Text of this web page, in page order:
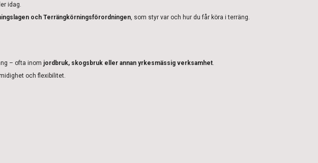
idag.
och Terrängkörningsförordningen, som styr var och hur du får köra i terräng.
– ofta inom jordbruk, skogsbruk eller annan yrkesmässig verksamhet.
och flexibilitet.